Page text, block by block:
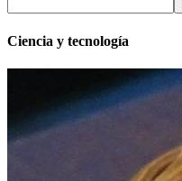
Ciencia y tecnología